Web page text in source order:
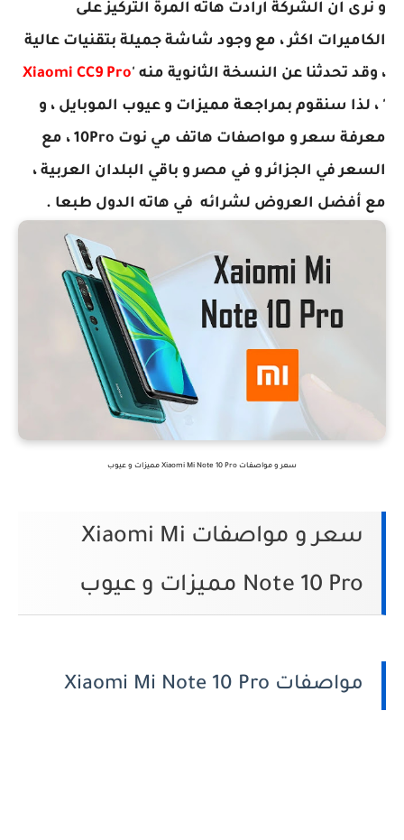
و نرى ان الشركة ارادت هاته المرة التركيز على
الكاميرات اكثر ، مع وجود شاشة جميلة بتقنيات عالية
، وقد تحدثنا عن النسخة الثانوية منه 'Xiaomi CC9 Pro
' ، لذا سنقوم بمراجعة مميزات و عيوب الموبايل ، و
معرفة سعر و مواصفات هاتف مي نوت 10Pro ، مع
السعر في الجزائر و في مصر و باقي البلدان العربية ،
مع أفضل العروض لشرائه في هاته الدول طبعا .
سعر و مواصفات Xiaomi Mi Note 10 Pro مميزات و عيوب
سعر و مواصفات Xiaomi Mi
Note 10 Pro مميزات و عيوب
مواصفات Xiaomi Mi Note 10 Pro